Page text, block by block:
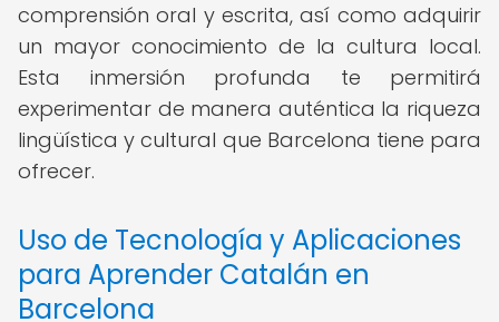
comprensión oral y escrita, así como adquirir
un mayor conocimiento de la cultura local.
Esta inmersión profunda te permitirá
experimentar de manera auténtica la riqueza
lingüística y cultural que Barcelona tiene para
ofrecer.
Uso de Tecnología y Aplicaciones
para Aprender Catalán en
Barcelona